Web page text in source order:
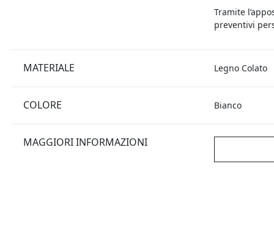
Tramite
preventivi
MATERIALE Legno Colato
COLORE Bianco
MAGGIORI INFORMAZIONI